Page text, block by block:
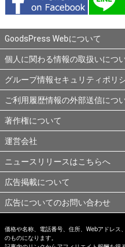
GoodsPress Webについて
個人に関わる情報の取扱いにつ
グループ情報セキュリティポリ
ご利用履歴情報の外部送信につ
著作権について
運営会社
ニュースリリースはこちらへ
広告掲載について
広告についてのお問い合わせ
価格や名称、電話番号、住所、Webアドレス
のものになります。